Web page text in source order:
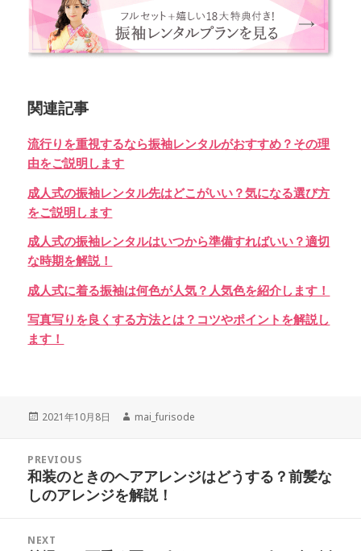
関連記事
流行りを重視するなら振袖レンタルがおすすめ？その理
由をご説明します
成人式の振袖レンタル先はどこがいい？気になる選び方
をご説明します
成人式の振袖レンタルはいつから準備すればいい？適切
な時期を解説！
成人式に着る振袖は何色が人気？人気色を紹介します！
写真写りを良くする方法とは？コツやポイントを解説し
ます！
Posted
2021年10月8日 Author
mai_furisode
PREVIOUS
Previous
post:
和装のときのヘアアレンジはどうする？前髪な
しのアレンジを解説！
NEXT